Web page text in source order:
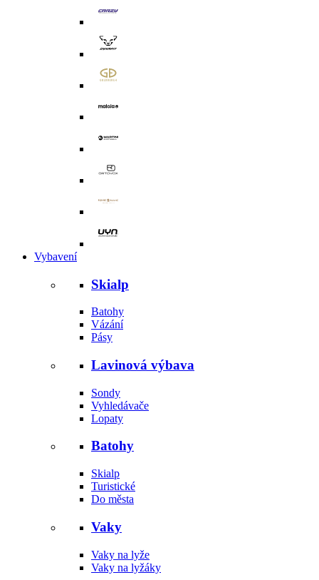
Vybavení
Skialp
Batohy
Vázání
Pásy
Lavinová výbava
Sondy
Vyhledávače
Lopaty
Batohy
Skialp
Turistické
Do města
Vaky
Vaky na lyže
Vaky na lyžáky